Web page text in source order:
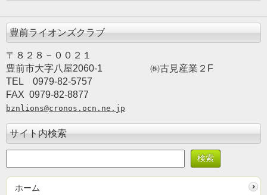
豊前ライオンズクラブ
〒８２８－００２１
豊前市大字八屋2060-1 ㈱古見産業２F
TEL　0979-82-5757
FAX  0979-82-8877
bznlions@cronos.ocn.ne.jp
サイト内検索
ホーム